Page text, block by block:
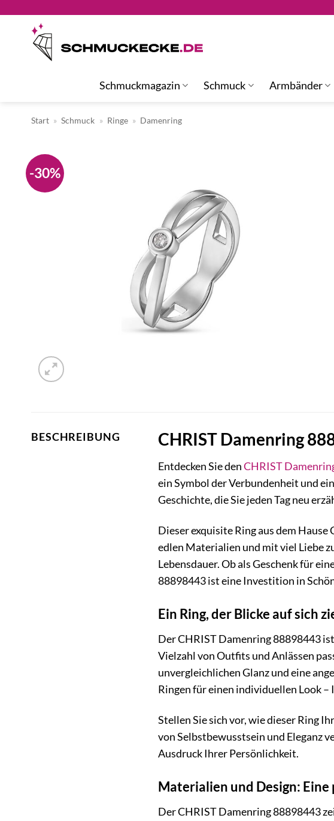
springen
Schmuckmagazin Schmuck Armbänder
Start » Schmuck » Ringe » Damenring
-30%
BESCHREIBUNG CHRIST Damenring
Entdecken Sie denCHRIST
ein Symbol der Verbundenheit und
Geschichte, die Sie jeden Tag neu
Dieser exquisite Ring aus dem
edlen Materialien und mit viel Liebe
Lebensdauer. Ob als Geschenk für
88898443 ist eine Investition in
Ein Ring, der Blicke auf sich
Der CHRIST Damenring 88898443
Vielzahl von Outfits und Anlässen
unvergleichlichen Glanz und eine
Ringen für einen individuellen Look
Stellen Sie sich vor, wie dieser Ring
von Selbstbewusstsein und Eleganz
Ausdruck Ihrer Persönlichkeit.
Materialien und Design:
Der CHRIST Damenring 88898443